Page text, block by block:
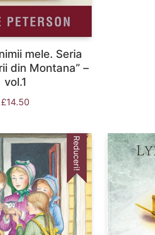
mele. Seria
din Montana” –
vol.1
£14.50
Reduceri!